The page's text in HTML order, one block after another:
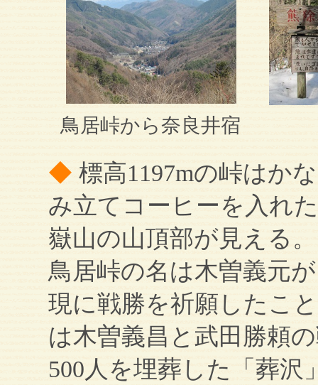
鳥居峠から奈良井宿
◆ 標高1197mの峠はか
み立てコーヒーを入れ
嶽山の山頂部が見える。
鳥居峠の名は木曽義元
現に戦勝を祈願したこ
は木曽義昌と武田勝頼
500人を埋葬した「葬